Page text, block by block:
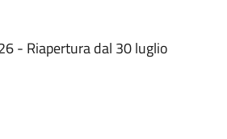
- Riapertura dal 30 luglio